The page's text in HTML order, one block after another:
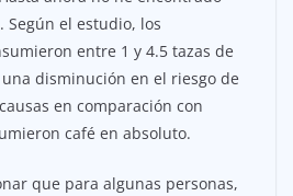
Según el estudio, los
entre 1 y 4.5 tazas de
disminución en el riesgo de
en comparación con
café en absoluto.
que para algunas personas,